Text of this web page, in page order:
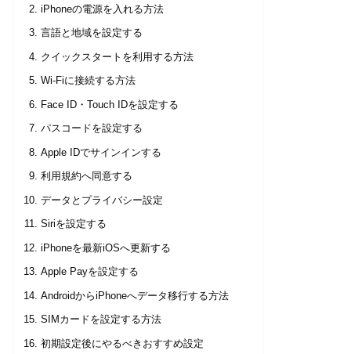
iPhoneの電源を入れる方法
言語と地域を設定する
クイックスタートを利用する方法
Wi-Fiに接続する方法
Face ID・Touch IDを設定する
パスコードを設定する
Apple IDでサインインする
利用規約へ同意する
データとプライバシー設定
Siriを設定する
iPhoneを最新iOSへ更新する
Apple Payを設定する
AndroidからiPhoneへデータ移行する方法
SIMカードを設定する方法
初期設定後にやるべきおすすめ設定